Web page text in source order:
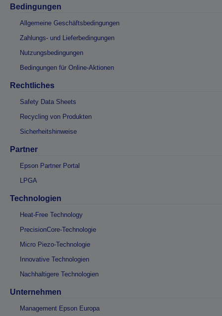
Bedingungen
Allgemeine Geschäftsbedingungen
Zahlungs- und Lieferbedingungen
Nutzungsbedingungen
Bedingungen für Online-Aktionen
Rechtliches
Safety Data Sheets
Recycling von Produkten
Sicherheitshinweise
Partner
Epson Partner Portal
LPGA
Technologien
Heat-Free Technology
PrecisionCore-Technologie
Micro Piezo-Technologie
Innovative Technologien
Nachhaltigere Technologien
Unternehmen
Management Epson Europa